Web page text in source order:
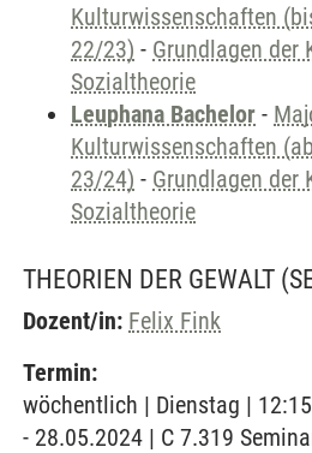
Kulturwissenschaften
22/23) - Grundlagen der
Sozialtheorie
Leuphana Bachelor -
Kulturwissenschaften
23/24) - Grundlagen der
Sozialtheorie
THEORIEN DER GEWALT
Dozent/in: Felix Fink
Termin:
wöchentlich | Dienstag |
- 28.05.2024 | C 7.319